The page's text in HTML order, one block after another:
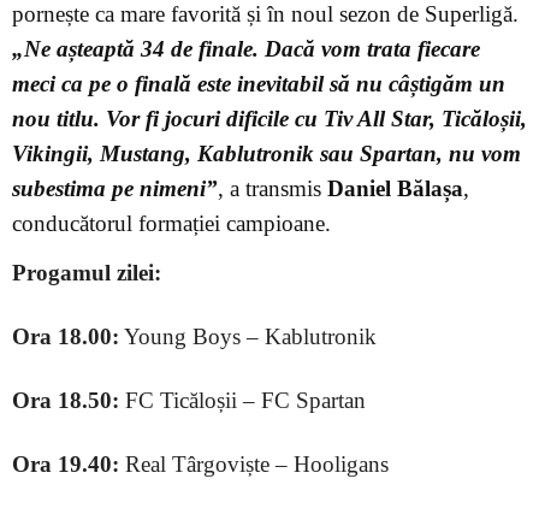
pornește ca mare favorită și în noul sezon de Superligă.
„Ne așteaptă 34 de finale. Dacă vom trata fiecare
meci ca pe o finală este inevitabil să nu câștigăm un
nou titlu. Vor fi jocuri dificile cu Tiv All Star, Ticăloșii,
Vikingii, Mustang, Kablutronik sau Spartan, nu vom
subestima pe nimeni”, a transmis Daniel Bălașa,
conducătorul formației campioane.
Progamul zilei:
Ora 18.00: Young Boys – Kablutronik
Ora 18.50: FC Ticăloșii – FC Spartan
Ora 19.40: Real Târgoviște – Hooligans